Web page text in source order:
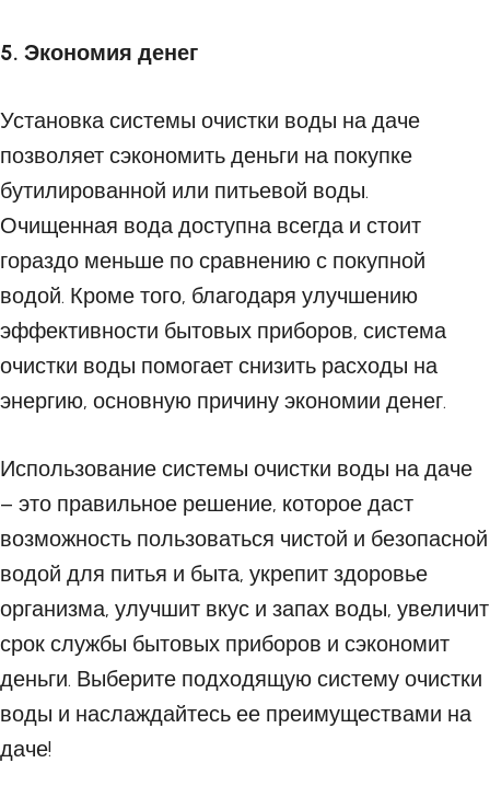
5. Экономия денег
Установка системы очистки воды на даче
позволяет сэкономить деньги на покупке
бутилированной или питьевой воды.
Очищенная вода доступна всегда и стоит
гораздо меньше по сравнению с покупной
водой. Кроме того, благодаря улучшению
эффективности бытовых приборов, система
очистки воды помогает снизить расходы на
энергию, основную причину экономии денег.
Использование системы очистки воды на даче
– это правильное решение, которое даст
возможность пользоваться чистой и безопасной
водой для питья и быта, укрепит здоровье
организма, улучшит вкус и запах воды, увеличит
срок службы бытовых приборов и сэкономит
деньги. Выберите подходящую систему очистки
воды и наслаждайтесь ее преимуществами на
даче!